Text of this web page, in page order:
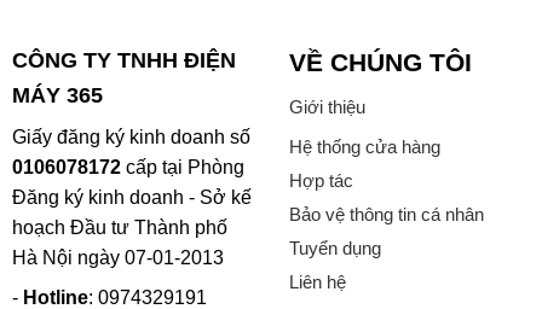
CÔNG TY TNHH ĐIỆN
MÁY 365
Giấy đăng ký kinh doanh số
0106078172cấp tại Phòng
Đăng ký kinh doanh - Sở kế
hoạch Đầu tư Thành phố
Hà Nội ngày 07-01-2013
- Hotline: 0974329191
VỀ CHÚNG TÔI
Giới thiệu
Hệ thống cửa hàng
Hợp tác
Bảo vệ thông tin cá nhân
Tuyển dụng
Liên hệ